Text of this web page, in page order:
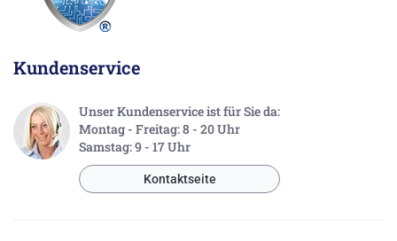
Kundenservice
Unser Kundenservice ist für Sie da:
Montag - Freitag: 8 - 20 Uhr
Samstag: 9 - 17 Uhr
Kontaktseite